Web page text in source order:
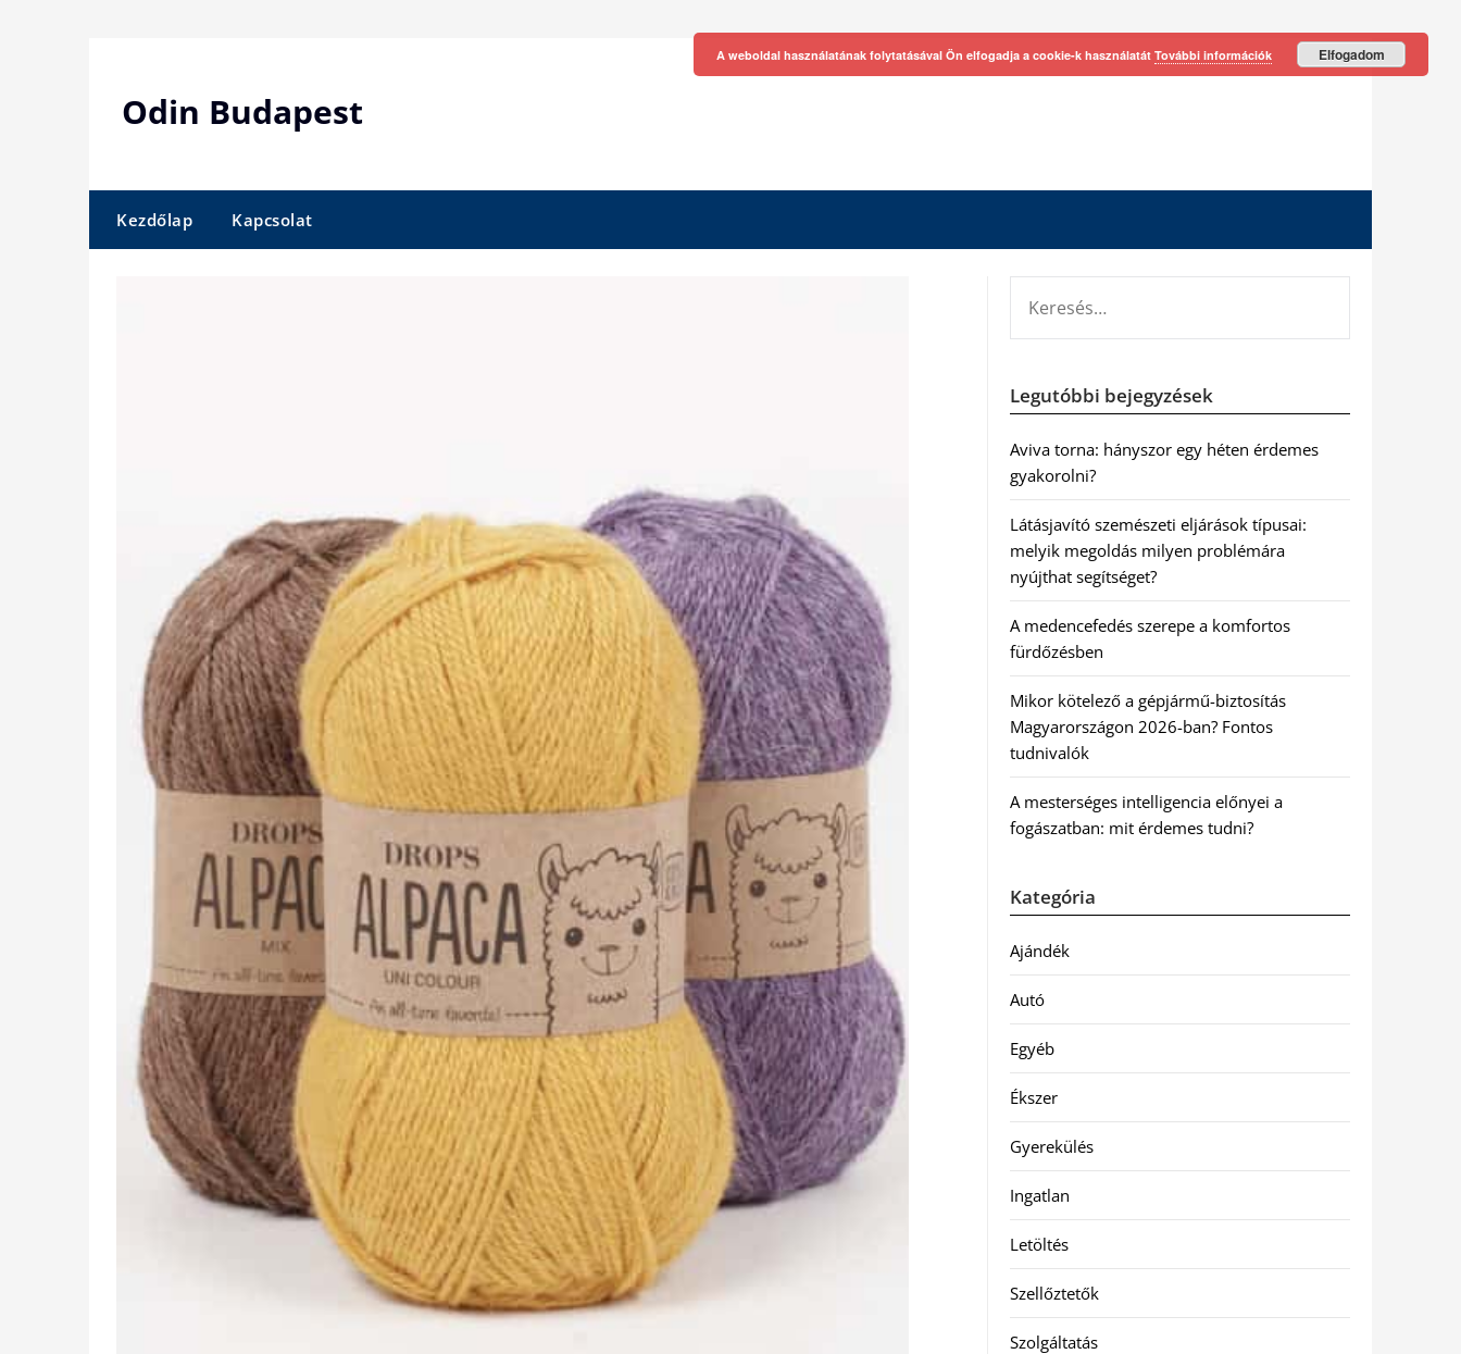
Odin Budapest
Kezdőlap Kapcsolat
Legutóbbi bejegyzések
Aviva torna: hányszor egy héten érdemes
gyakorolni?
Látásjavító szemészeti eljárások típusai:
melyik megoldás milyen problémára
nyújthat segítséget?
A medencefedés szerepe a komfortos
fürdőzésben
Mikor kötelező a gépjármű-biztosítás
Magyarországon 2026-ban? Fontos
tudnivalók
A mesterséges intelligencia előnyei a
fogászatban: mit érdemes tudni?
Kategória
Ajándék
Autó
Egyéb
Ékszer
Gyerekülés
Ingatlan
Letöltés
Szellőztetők
Szolgáltatás
A weboldal használatának folytatásával Ön elfogadja a cookie-k használatát További információk Elfogadom